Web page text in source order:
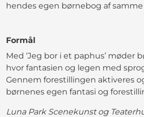
hendes egen børnebog af samme
Formål
Med ‘Jeg bor i et paphus’ møder
hvor fantasien og legen med
Gennem forestillingen aktiveres
børnenes egen fantasi og
Luna Park Scenekunst og